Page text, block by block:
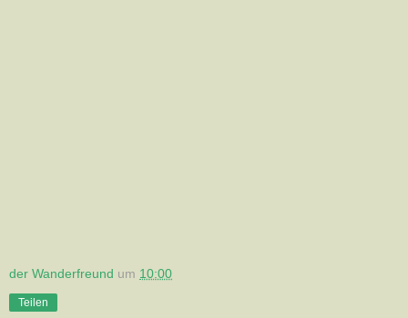
der Wanderfreund um 10:00
Teilen